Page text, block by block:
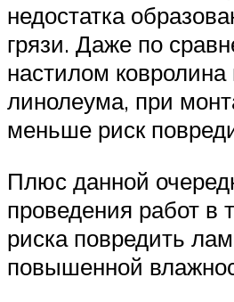
недостатка
грязи. Даже по
настилом ковролина
линолеума, при
меньше риск
Плюс данной
проведения работ в
риска повредить
повышенной